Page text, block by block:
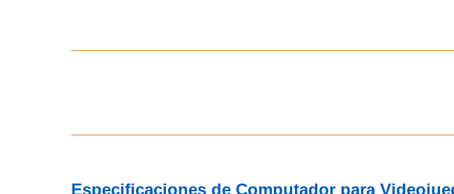
Especificaciones de Computador para